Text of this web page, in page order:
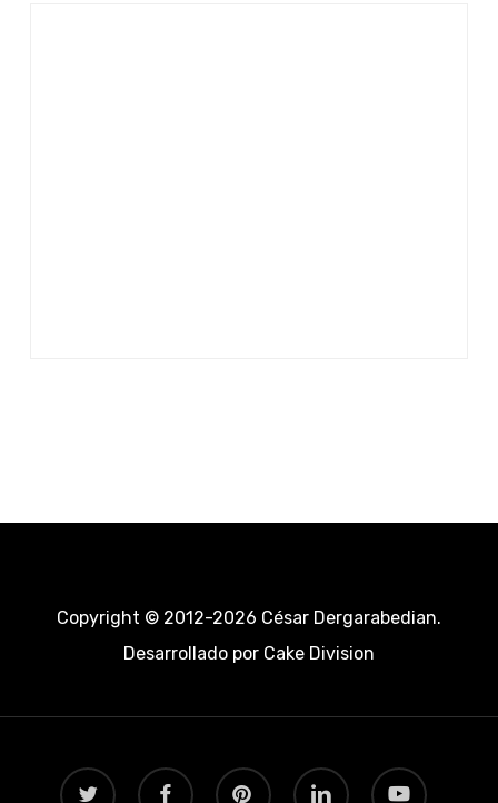
Copyright © 2012-2026 César Dergarabedian.
Desarrollado porCake Division
twitter facebook pinterest linkedin youtube